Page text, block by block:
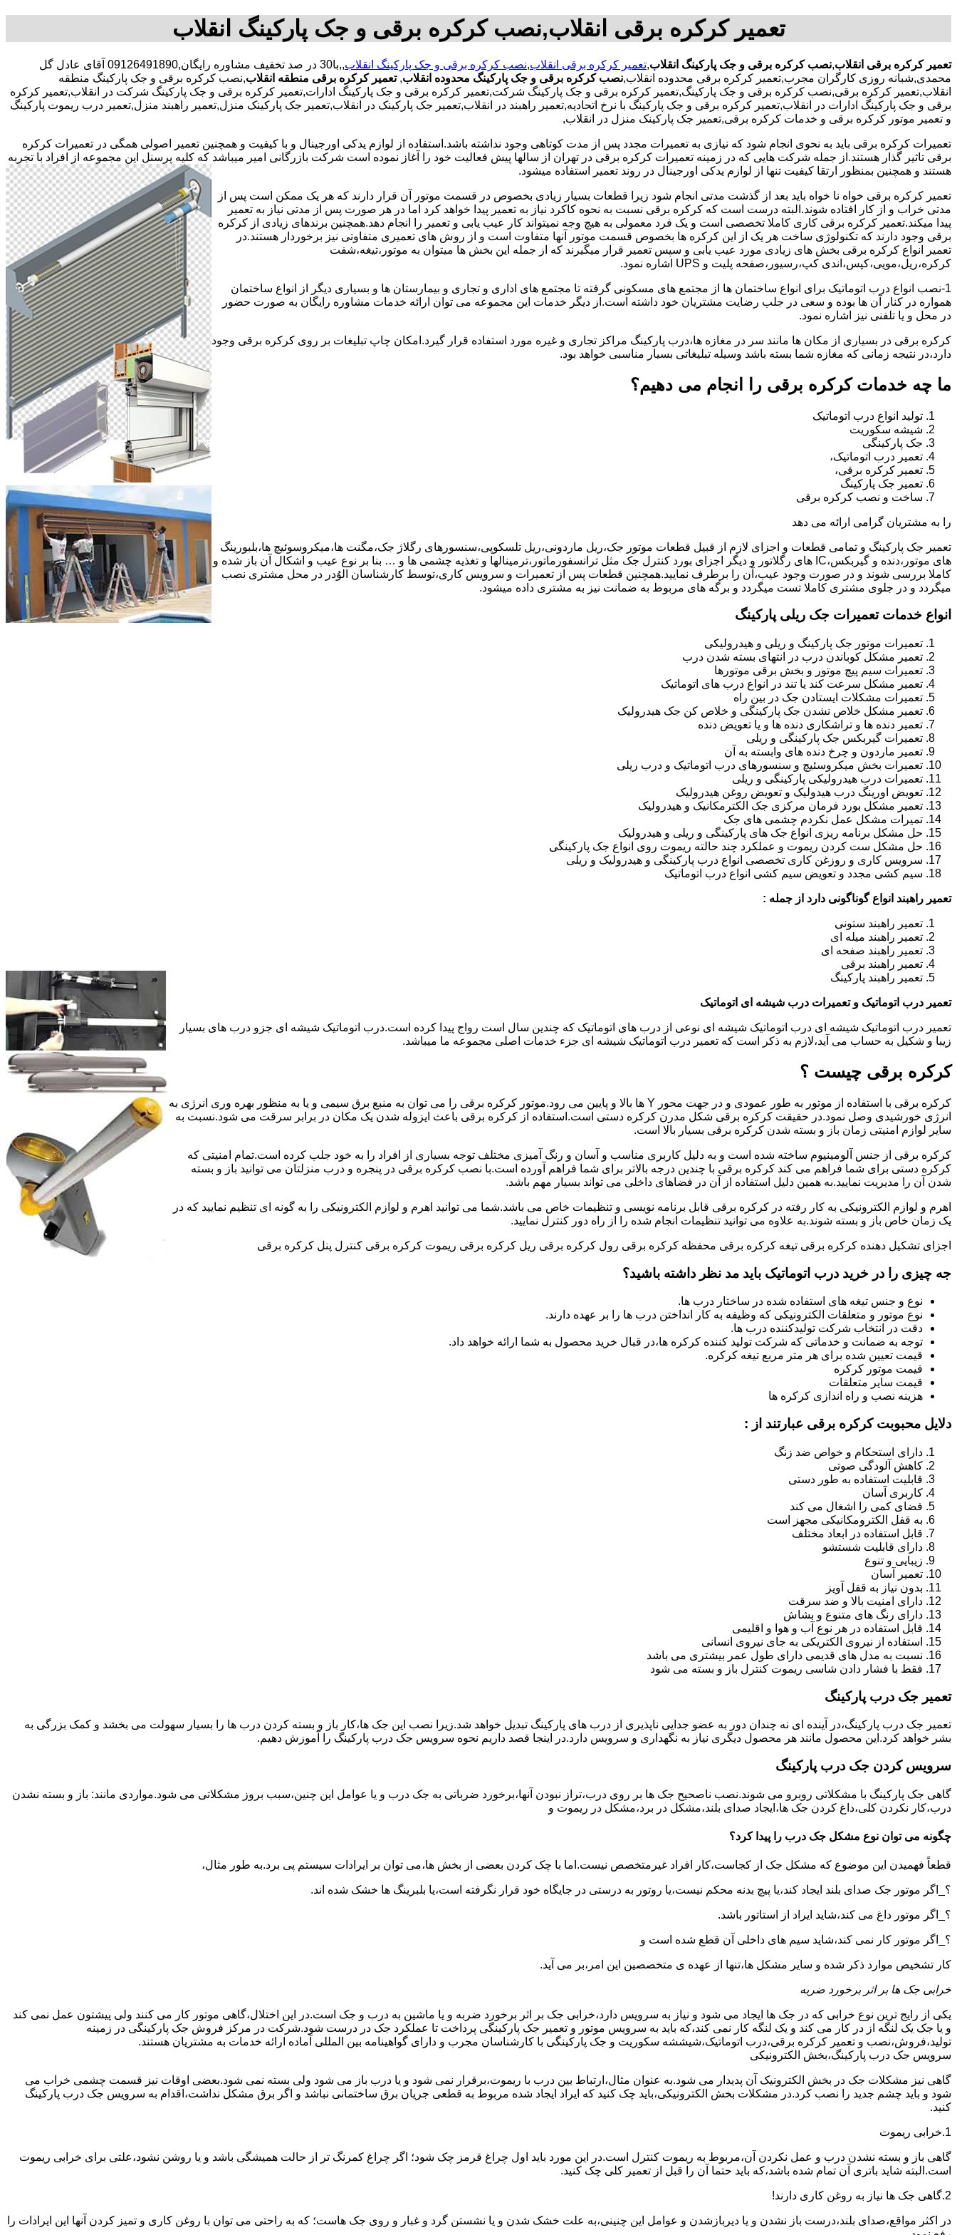
تعمیر کرکره برقی انقلاب,نصب کرکره برقی و جک پارکینگ انقلاب
تعمیر کرکره برقی انقلاب,نصب کرکره برقی و جک پارکینگ انقلاب,تعمیر کرکره برقی انقلاب,نصب کرکره برقی و جک پارکینگ انقلاب
,,با30 در صد تخفیف مشاوره رایگان,09126491890 آقای عادل گل
محمدی,شبانه روزی کارگران مجرب,تعمیر کرکره برقی محدوده انقلاب,نصب کرکره برقی و جک پارکینگ محدوده انقلاب, تعمیر کرکره برقی منطقه انقلاب,نصب کرکره برقی و جک پارکینگ منطقه
انقلاب,تعمیر کرکره برقی,نصب کرکره برقی و جک پارکینگ,تعمیر کرکره برقی و جک پارکینگ شرکت,تعمیر کرکره برقی و جک پارکینگ ادارات,تعمیر کرکره برقی و جک پارکینگ شرکت در انقلاب,تعمیر کرکره
برقی و جک پارکینگ ادارات در انقلاب,تعمیر کرکره برقی و جک پارکینگ با نرخ اتحادیه,تعمیر راهبند در انقلاب,تعمیر جک پارکینک در انقلاب,تعمیر جک پارکینک منزل,تعمیر راهبند منزل,تعمیر درب ریموت پارکینگ
و تعمیر موتور کرکره برقی و خدمات کرکره برقی,تعمیر جک پارکینک منزل در انقلاب,
تعمیرات کرکره برقی باید به نحوی انجام شود که نیازی به تعمیرات مجدد پس از مدت کوتاهی وجود نداشته باشد.استفاده از لوازم یدکی اورجینال و با کیفیت و همچنین تعمیر اصولی همگی در تعمیرات کرکره
برقی تاثیر گذار هستند.از جمله شرکت هایی که در زمینه تعمیرات کرکره برقی در تهران از سالها پیش فعالیت خود را آغاز نموده است شرکت بازرگانی امیر میباشد که کلیه پرسنل این مجموعه از افراد با تجربه
هستند و همچنین بمنظور ارتقا کیفیت تنها از لوازم یدکی اورجینال در روند تعمیر استفاده میشود.
تعمیر کرکره برقی خواه نا خواه باید بعد از گذشت مدتی انجام شود زیرا قطعات بسیار زیادی بخصوص در قسمت موتور آن قرار دارند که هر یک ممکن است پس از
مدتی خراب و از کار افتاده شوند.البته درست است که کرکره برقی نسبت به نحوه کاکرد نیاز به تعمیر پیدا خواهد کرد اما در هر صورت پس از مدتی نیاز به تعمیر
پیدا میکند.تعمیر کرکره برقی کاری کاملا تخصصی است و یک فرد معمولی به هیچ وجه نمیتواند کار عیب یابی و تعمیر را انجام دهد.همچنین برندهای زیادی از کرکره
برقی وجود دارند که تکنولوژی ساخت هر یک از این کرکره ها بخصوص قسمت موتور آنها متفاوت است و از روش های تعمیری متفاوتی نیز برخوردار هستند.در
تعمیر انواع کرکره برقی بخش های زیادی مورد عیب یابی و سپس تعمیر قرار میگیرند که از جمله این بخش ها میتوان به موتور،تیغه،شفت
کرکره،ریل،مویی،کپس،اندی کپ،رسیور،صفحه پلیت و UPS اشاره نمود.
1-نصب انواع درب اتوماتیک برای انواع ساختمان ها از مجتمع های مسکونی گرفته تا مجتمع های اداری و تجاری و بیمارستان ها و بسیاری دیگر از انواع ساختمان
همواره در کنار آن ها بوده و سعی در جلب رضایت مشتریان خود داشته است.از دیگر خدمات این مجموعه می توان ارائه خدمات مشاوره رایگان به صورت حضور
در محل و یا تلفنی نیز اشاره نمود.
کرکره برقی در بسیاری از مکان ها مانند سر در مغازه ها،درب پارکینگ مراکز تجاری و غیره مورد استفاده قرار گیرد.امکان چاپ تبلیغات بر روی کرکره برقی وجود
دارد،در نتیجه زمانی که مغازه شما بسته باشد وسیله تبلیغاتی بسیار مناسبی خواهد بود.
ما چه خدمات کرکره برقی را انجام می دهیم؟
تولید انواع درب اتوماتیک
شیشه سکوریت
جک پارکینگی
تعمیر درب اتوماتیک،
تعمیر کرکره برقی،
تعمیر جک پارکینگ
ساخت و نصب کرکره برقی
را به مشتریان گرامی ارائه می دهد
تعمیر جک پارکینگ و تمامی قطعات و اجزای لازم از قبیل قطعات موتور جک،ریل ماردونی،ریل تلسکوپی،سنسورهای رگلاژ جک،مگنت ها،میکروسوئیچ ها،بلبورینگ
های موتور،دنده و گیربکس،IC های رگلاتور و دیگر اجزای بورد کنترل جک مثل ترانسفورماتور،ترمینالها و تغذیه چشمی ها و … بنا بر نوع عیب و اشکال آن باز شده و
کاملا بررسی شوند و در صورت وجود عیب،آن را برطرف نمایید.همچنین قطعات پس از تعمیرات و سرویس کاری،توسط کارشناسان الوُدر در محل مشتری نصب
میگردد و در جلوی مشتری کاملا تست میگردد و برگه های مربوط به ضمانت نیز به مشتری داده میشود.
انواع خدمات تعمیرات جک ریلی پارکینگ
تعمیرات موتور جک پارکینگ و ریلی و هیدرولیکی
تعمیر مشکل کوباندن درب در انتهای بسته شدن درب
تعمیرات سیم پیچ موتور و بخش برقی موتورها
تعمیر مشکل سرعت کند یا تند در انواع درب های اتوماتیک
تعمیرات مشکلات ایستادن جک در بین راه
تعمیر مشکل خلاص نشدن جک پارکینگی و خلاص کن جک هیدرولیک
تعمیر دنده ها و تراشکاری دنده ها و یا تعویض دنده
تعمیرات گیربکس جک پارکینگی و ریلی
تعمیر ماردون و چرخ دنده های وابسته به آن
تعمیرات بخش میکروسئیچ و سنسورهای درب اتوماتیک و درب ریلی
تعمیرات درب هیدرولیکی پارکینگی و ریلی
تعویض اورینگ درب هیدولیک و تعویض روغن هیدرولیک
تعمیر مشکل بورد فرمان مرکزی جک الکترمکانیک و هیدرولیک
تمیرات مشکل عمل نکردم چشمی های جک
حل مشکل برنامه ریزی انواع جک های پارکینگی و ریلی و هیدرولیک
حل مشکل ست کردن ریموت و عملکرد چند حالته ریموت روی انواع جک پارکینگی
سرویس کاری و روزغن کاری تخصصی انواع درب پارکینگی و هیدرولیک و ریلی
سیم کشی مجدد و تعویض سیم کشی انواع درب اتوماتیک
تعمیر راهبند انواع گوناگونی دارد از جمله :
تعمیر راهبند ستونی
تعمیر راهبند میله ای
تعمیر راهبند صفحه ای
تعمیر راهبند برقی
تعمیر راهبند پارکینگ
تعمیر درب اتوماتیک و تعمیرات درب شیشه ای اتوماتیک
تعمیر درب اتوماتیک شیشه ای درب اتوماتیک شیشه ای نوعی از درب های اتوماتیک که چندین سال است رواج پیدا کرده است.درب اتوماتیک شیشه ای جزو درب های بسیار
زیبا و شکیل به حساب می آید،لازم به ذکر است که تعمیر درب اتوماتیک شیشه ای جزء خدمات اصلی مجموعه ما میباشد.
کرکره برقی چیست ؟
کرکره برقی با استفاده از موتور به طور عمودی و در جهت محور Y ها بالا و پایین می رود.موتور کرکره برقی را می توان به منبع برق سیمی و یا به منظور بهره وری انرژی به
انرژی خورشیدی وصل نمود.در حقیقت کرکره برقی شکل مدرن کرکره دستی است.استفاده از کرکره برقی باعث ایزوله شدن یک مکان در برابر سرقت می شود.نسبت به
سایر لوازم امنیتی زمان باز و بسته شدن کرکره برقی بسیار بالا است.
کرکره برقی از جنس آلومینیوم ساخته شده است و به دلیل کاربری مناسب و آسان و رنگ آمیزی مختلف توجه بسیاری از افراد را به خود جلب کرده است.تمام امنیتی که
کرکره دستی برای شما فراهم می کند کرکره برقی با چندین درجه بالاتر برای شما فراهم آورده است.با نصب کرکره برقی در پنجره و درب منزلتان می توانید باز و بسته
شدن آن را مدیریت نمایید.به همین دلیل استفاده از آن در فضاهای داخلی می تواند بسیار مهم باشد.
اهرم و لوازم الکترونیکی به کار رفته در کرکره برقی قابل برنامه نویسی و تنظیمات خاص می باشد.شما می توانید اهرم و لوازم الکترونیکی را به گونه ای تنظیم نمایید که در
یک زمان خاص باز و بسته شوند.به علاوه می توانید تنظیمات انجام شده را از راه دور کنترل نمایید.
اجزای تشکیل دهنده کرکره برقی تیغه کرکره برقی محفظه کرکره برقی رول کرکره برقی ریل کرکره برقی ریموت کرکره برقی کنترل پنل کرکره برقی
جه چیزی را در خرید درب اتوماتیک باید مد نظر داشته باشید؟
نوع و جنس تیغه های استفاده شده در ساختار درب ها.
نوع موتور و متعلقات الکترونیکی که وظیفه به کار انداختن درب ها را بر عهده دارند.
دقت در انتخاب شرکت تولیدکننده درب ها.
توجه به ضمانت و خدماتی که شرکت تولید کننده کرکره ها،در قبال خرید محصول به شما ارائه خواهد داد.
قیمت تعیین شده برای هر متر مربع تیغه کرکره.
قیمت موتور کرکره
قیمت سایر متعلقات
هزینه نصب و راه اندازی کرکره ها
دلایل محبوبت کرکره برقی عبارتند از :
دارای استحکام و خواص ضد زنگ
کاهش آلودگی صوتی
قابلیت استفاده به طور دستی
کاربری آسان
فضای کمی را اشغال می کند
به قفل الکترومکانیکی مجهز است
قابل استفاده در ابعاد مختلف
دارای قابلیت شستشو
زیبایی و تنوع
تعمیر آسان
بدون نیاز به قفل آویز
دارای امنیت بالا و ضد سرقت
دارای رنگ های متنوع و بشاش
قابل استفاده در هر نوع آب و هوا و اقلیمی
استفاده از نیروی الکتریکی به جای نیروی انسانی
نسبت به مدل های قدیمی دارای طول عمر بیشتری می باشد
فقط با فشار دادن شاسی ریموت کنترل باز و بسته می شود
تعمیر جک درب پارکینگ
تعمیر جک درب پارکینگ،در آینده ای نه چندان دور به عضو جدایی ناپذیری از درب های پارکینگ تبدیل خواهد شد.زیرا نصب این جک ها،کار باز و بسته کردن درب ها را بسیار سهولت می بخشد و کمک بزرگی به
بشر خواهد کرد.این محصول مانند هر محصول دیگری نیاز به نگهداری و سرویس دارد.در اینجا قصد داریم نحوه سرویس جک درب پارکینگ را آموزش دهیم.
سرویس کردن جک درب پارکینگ
گاهی جک پارکینگ با مشکلاتی روبرو می شوند.نصب ناصحیح جک ها بر روی درب،تراز نبودن آنها،برخورد ضرباتی به جک درب و یا عوامل این چنین،سبب بروز مشکلاتی می شود.مواردی مانند: باز و بسته نشدن
درب،کار نکردن کلی،داغ کردن جک ها،ایجاد صدای بلند،مشکل در برد،مشکل در ریموت و
چگونه می توان نوع مشکل جک درب را پیدا کرد؟
قطعاً فهمیدن این موضوع که مشکل جک از کجاست،کار افراد غیرمتخصص نیست.اما با چک کردن بعضی از بخش ها،می توان بر ایرادات سیستم پی برد.به طور مثال،
؟_اگر موتور جک صدای بلند ایجاد کند،یا پیچ بدنه محکم نیست،یا روتور به درستی در جایگاه خود قرار نگرفته است،یا بلبرینگ ها خشک شده اند.
؟_اگر موتور داغ می کند،شاید ایراد از استاتور باشد.
؟_اگر موتور کار نمی کند،شاید سیم های داخلی آن قطع شده است و
کار تشخیص موارد ذکر شده و سایر مشکل ها،تنها از عهده ی متخصصین این امر،بر می آید.
خرابی جک ها بر اثر برخورد ضربه
یکی از رایج ترین نوع خرابی که در جک ها ایجاد می شود و نیاز به سرویس دارد،خرابی جک بر اثر برخورد ضربه و یا ماشین به درب و جک است.در این اختلال،گاهی موتور کار می کنند ولی پیشتون عمل نمی کند
و یا جک یک لنگه از در کار می کند و یک لنگه کار نمی کند،که باید به سرویس موتور و تعمیر جک پارکینگی پرداخت تا عملکرد جک در درست شود.شرکت در مرکز فروش جک پارکینگی در زمینه
تولید،فروش،نصب و تعمیر کرکره برقی،درب اتوماتیک،شیششه سکوریت و جک پارکینگی با کارشناسان مجرب و دارای گواهینامه بین المللی آماده ارائه خدمات به مشتریان هستند.
سرویس جک درب پارکینگ،بخش الکترونیکی
گاهی نیز مشکلات جک در بخش الکترونیک آن پدیدار می شود.به عنوان مثال،ارتباط بین درب با ریموت،برقرار نمی شود و یا درب باز می شود ولی بسته نمی شود.بعضی اوقات نیز قسمت چشمی خراب می
شود و باید چشم جدید را نصب کرد.در مشکلات بخش الکترونیکی،باید چک کنید که ایراد ایجاد شده مربوط به قطعی جریان برق ساختمانی نباشد و اگر برق مشکل نداشت،اقدام به سرویس جک درب پارکینگ
کنید.
1.خرابی ریموت
گاهی باز و بسته نشدن درب و عمل نکردن آن،مربوط به ریموت کنترل است.در این مورد باید اول چراغ قرمز چک شود؛ اگر چراغ کمرنگ تر از حالت همیشگی باشد و یا روشن نشود،علتی برای خرابی ریموت
است.البته شاید باتری آن تمام شده باشد،که باید حتما آن را قبل از تعمیر کلی چک کنید.
2.گاهی جک ها نیاز به روغن کاری دارند!
در اکثر مواقع،صدای بلند،درست باز نشدن و یا دیربازشدن و عوامل این چنینی،به علت خشک شدن و یا نشستن گرد و غبار و روی جک هاست؛ که به راحتی می توان با روغن کاری و تمیز کردن آنها این ایرادات را